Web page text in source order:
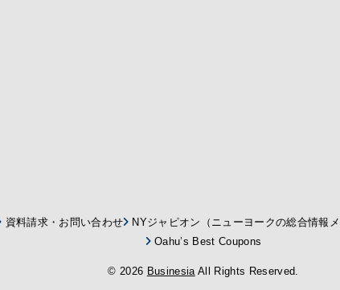
資料請求・お問い合わせ NYジャピオン（ニューヨークの総合情報メ
Oahu’s Best Coupons
© 2026 BusinesiaAll Rights Reserved.